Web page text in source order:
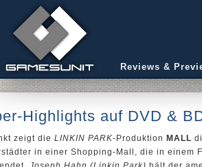
Reviews &
Highlights auf DVD &
zeigt die LINKIN PARK-Produktion MALL
in einer Shopping-Mall, die in einem